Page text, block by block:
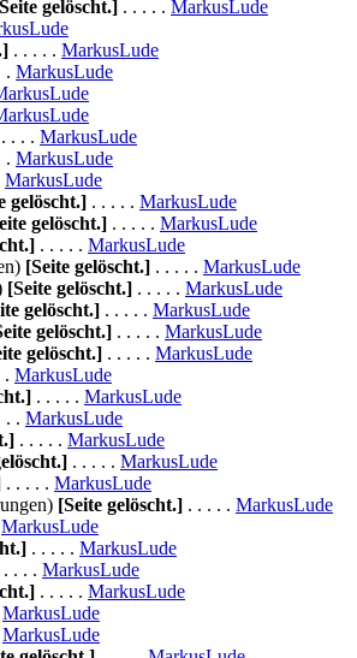
gelöscht.] . . . . . MarkusLude
. . . . . MarkusLude
. MarkusLude
. . . MarkusLude
. MarkusLude
MarkusLude
gelöscht.] . . . . . MarkusLude
gelöscht.] . . . . . MarkusLude
. . . . . MarkusLude
[Seite gelöscht.] . . . . . MarkusLude
[Seite gelöscht.] . . . . . MarkusLude
gelöscht.] . . . . . MarkusLude
gelöscht.] . . . . . MarkusLude
gelöscht.] . . . . . MarkusLude
. MarkusLude
. . . . . MarkusLude
. . MarkusLude
. . . . . MarkusLude
. . . . . MarkusLude
. . . . . MarkusLude
[Seite gelöscht.] . . . . . MarkusLude
MarkusLude
. . . . . MarkusLude
. . . . MarkusLude
. . . . . MarkusLude
MarkusLude
MarkusLude